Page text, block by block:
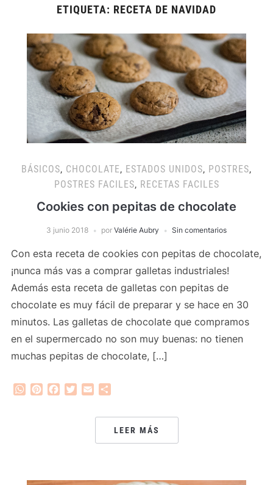
ETIQUETA: RECETA DE NAVIDAD
BÁSICOS, CHOCOLATE, ESTADOS UNIDOS, POSTRES,
POSTRES FACILES, RECETAS FACILES
Cookies con pepitas de chocolate
3 junio 2018 por Valérie Aubry Sin comentarios
Con esta receta de cookies con pepitas de chocolate,
¡nunca más vas a comprar galletas industriales!
Además esta receta de galletas con pepitas de
chocolate es muy fácil de preparar y se hace en 30
minutos. Las galletas de chocolate que compramos
en el supermercado no son muy buenas: no tienen
muchas pepitas de chocolate, […]
WhatsApp
PinterestFacebook
Twitter
Email
LEER MÁS